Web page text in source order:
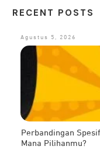
RECENT POSTS
Agustus 5, 2026
Perbandingan
Mana Pilihanmu?